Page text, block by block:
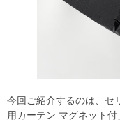
今回ご紹介するのは、セ
用カーテン マグネット付